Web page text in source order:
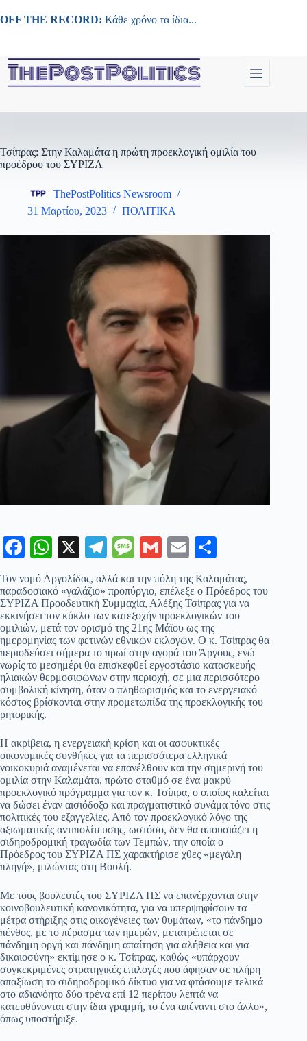
στο
OFF THE RECORD: Κάθε χρόνο τα ίδια...
Τσίπρας: Στην Καλαμάτα η πρώτη προεκλογική ομιλία του
προέδρου του ΣΥΡΙΖΑ
ThePostPolitics Newsroom
31 Μαρτίου, 2023
ΠΟΛΙΤΙΚΑ
Fa
ce
bo
ok
W
ha
ts
A
pp
X
Te
le
gr
a
m
M
sa
ge
G
m
ail
E
m
ail
οι
ρ
α
στ
εί
τε
Τον νομό Αργολίδας, αλλά και την πόλη της Καλαμάτας,
παραδοσιακό «γαλάζιο» προπύργιο, επέλεξε ο Πρόεδρος του
ΣΥΡΙΖΑ Προοδευτική Συμμαχία, Αλέξης Τσίπρας για να
εκκινήσει τον κύκλο των κατεξοχήν προεκλογικών του
ομιλιών, μετά τον ορισμό της 21ης Μάϊου ως της
ημερομηνίας των φετινών εθνικών εκλογών. Ο κ. Τσίπρας θα
περιοδεύσει σήμερα το πρωί στην αγορά του Άργους, ενώ
νωρίς το μεσημέρι θα επισκεφθεί εργοστάσιο κατασκευής
ηλιακών θερμοσιφώνων στην περιοχή, σε μια περισσότερο
συμβολική κίνηση, όταν ο πληθωρισμός και το ενεργειακό
κόστος βρίσκονται στην προμετωπίδα της προεκλογικής του
ρητορικής.
Η ακρίβεια, η ενεργειακή κρίση και οι ασφυκτικές
οικονομικές συνθήκες για τα περισσότερα ελληνικά
νοικοκυριά αναμένεται να επανέλθουν και την σημερινή του
ομιλία στην Καλαμάτα, πρώτο σταθμό σε ένα μακρύ
προεκλογικό πρόγραμμα για τον κ. Τσίπρα, ο οποίος καλείται
να δώσει έναν αισιόδοξο και πραγματιστικό συνάμα τόνο στις
πολιτικές του εξαγγελίες. Από τον προεκλογικό λόγο της
αξιωματικής αντιπολίτευσης, ωστόσο, δεν θα απουσιάζει η
σιδηροδρομική τραγωδία των Τεμπών, την οποία ο
Πρόεδρος του ΣΥΡΙΖΑ ΠΣ χαρακτήρισε χθες «μεγάλη
πληγή», μιλώντας στη Βουλή.
Με τους βουλευτές του ΣΥΡΙΖΑ ΠΣ να επανέρχονται στην
κοινοβουλευτική κανονικότητα, για να υπερψηφίσουν τα
μέτρα στήριξης στις οικογένειες των θυμάτων, «το πάνδημο
πένθος, με το πέρασμα των ημερών, μετατρέπεται σε
πάνδημη οργή και πάνδημη απαίτηση για αλήθεια και για
δικαιοσύνη» εκτίμησε ο κ. Τσίπρας, καθώς «υπάρχουν
συγκεκριμένες στρατηγικές επιλογές που άφησαν σε πλήρη
απαξίωση το σιδηροδρομικό δίκτυο για να φτάσουμε τελικά
στο αδιανόητο δύο τρένα επί 12 περίπου λεπτά να
κατευθύνονται στην ίδια γραμμή, το ένα απέναντι στο άλλο»,
όπως υποστήριξε.